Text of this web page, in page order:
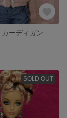
カーディガン
SOLD OUT